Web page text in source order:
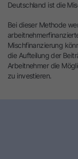
Deutschland ist die
Bei dieser Methode
Mischfinanzierung
die Aufteilung der
Arbeitnehmer die
zu investieren.